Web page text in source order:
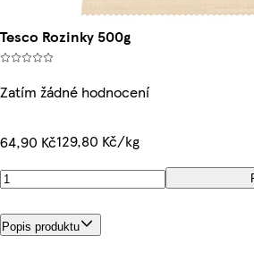
Tesco Rozinky 500g
Zatím žádné hodnocení
64,90 Kč129,80 Kč/kg
Popis produktu